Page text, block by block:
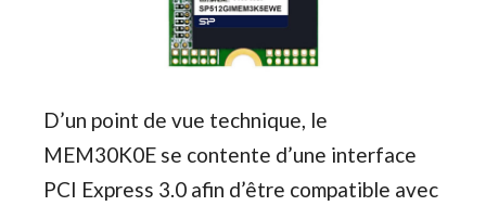
D’un point de vue technique, le
MEM30K0E se contente d’une interface
PCI Express 3.0 afin d’être compatible avec